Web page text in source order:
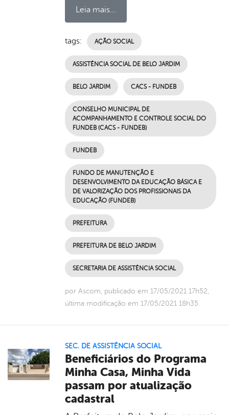
Leia mais...
tags: AÇÃO SOCIAL
ASSISTÊNCIA SOCIAL DE BELO JARDIM
BELO JARDIM CACS - FUNDEB
CONSELHO MUNICIPAL DE
ACOMPANHAMENTO E CONTROLE SOCIAL DO
FUNDEB (CACS - FUNDEB)
FUNDEB
FUNDO DE MANUTENÇÃO E
DESENVOLVIMENTO DA EDUCAÇÃO BÁSICA E
DE VALORIZAÇÃO DOS PROFISSIONAIS DA
EDUCAÇÃO (FUNDEB)
PREFEITURA
PREFEITURA DE BELO JARDIM
SECRETARIA DE ASSISTÊNCIA SOCIAL
por Ascom, publicado em 17/05/2021 17h52,
última modificação em 17/05/2021 18h35
SEC. DE ASSISTÊNCIA SOCIAL
Beneficiários do Programa
Minha Casa, Minha Vida
passam por atualização
cadastral